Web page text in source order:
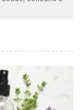
M. (2024).
body piercing:
Targets